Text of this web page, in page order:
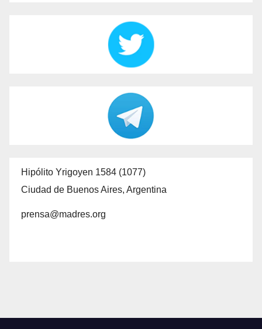
Hipólito Yrigoyen 1584 (1077)
Ciudad de Buenos Aires, Argentina
prensa@madres.org